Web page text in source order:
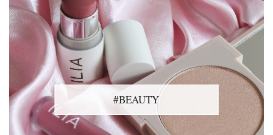
#BEAUTY